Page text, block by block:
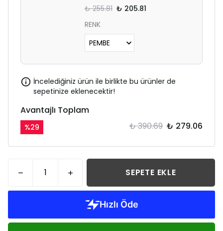
₺ 255.81 ₺ 205.81
RENK
İncelediğiniz ürün ile birlikte bu ürünler de
sepetinize eklenecektir!
Avantajlı Toplam
%29 ₺ 390.69 ₺ 279.06
SEPETE EKLE